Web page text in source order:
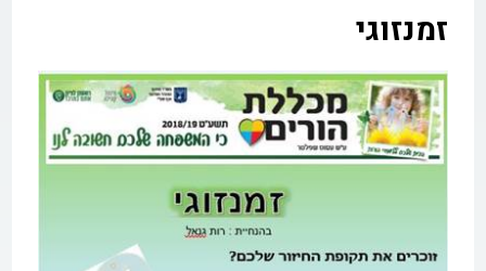
החברה
צור
קשר
זמנזוגי